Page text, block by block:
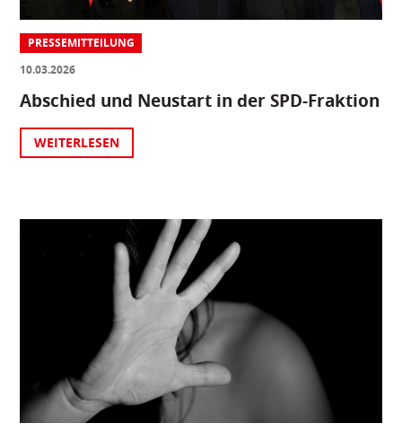
PRESSEMITTEILUNG
10.03.2026
Abschied und Neustart in der SPD-Fraktion
WEITERLESEN